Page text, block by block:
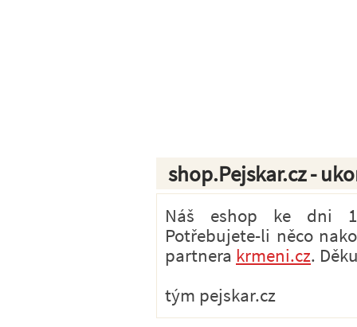
shop.Pejskar.cz -
Náš eshop ke dni
Potřebujete-li něco
partnera krmeni.cz.
tým pejskar.cz